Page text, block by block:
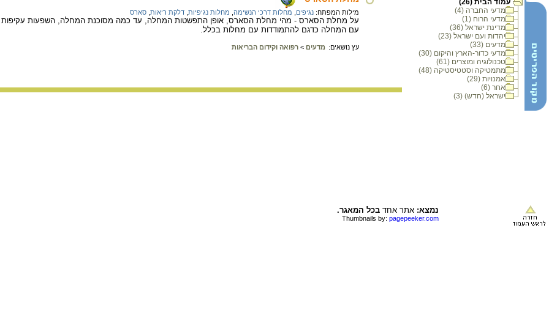
עמוד הבית (26)
מדעי החברה (4)
מדעי הרוח (1)
מדינת ישראל (36)
יהדות ועם ישראל (23)
מדעים (33)
מדעי כדור-הארץ והיקום (30)
טכנולוגיה ומוצרים (61)
מתמטיקה וסטטיסטיקה (48)
אמנויות (29)
אחר (6)
ישראל (חדש) (3)
מילות המפתח: נגיפים מחלות דרכי הנשימה מחלות נגיפיות דלקת ריאות סארס
על מחלת הסארס - מהי מחלת הסארס, אופן התפשטות המחלה, עד כמה מסוכנת המחלה, השפעות עקיפות
עם המחלה כדגם להתמודדות עם מחלות בכלל.
עץ נושאים: מדעים > רפואה וקידום הבריאות
נמצא: אתר אחד בכל המאגר.
Thumbnails by: pagepeeker.com